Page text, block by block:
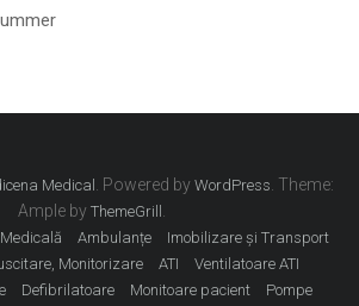
Medical . Powered byWordPress . Theme:
Ample by ThemeGrill
Ambulanțe
Imobilizare și Transport
Monitorizare
ATI
Ventilatoare ATI
Defibrilatoare Monitoare pacient Pompe